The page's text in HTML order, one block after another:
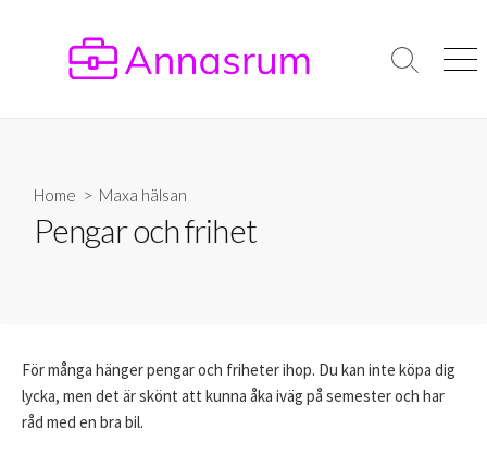
Search
Home > Maxa hälsan
Pengar och frihet
För många hänger pengar och friheter ihop. Du kan inte köpa dig
lycka, men det är skönt att kunna åka iväg på semester och har
råd med en bra bil.